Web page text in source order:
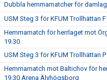
Dubbla hemmamatcher för
USM Steg 3 för KFUM Trollhättan
Hemmamatch för herrlaget mot
19.30
USM Steg 3 för KFUM Trollhättan
Hemmamatch mot Baltichov för
19.30 Arena Älvhögsborg